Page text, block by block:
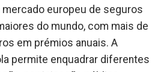
europeu de seguros
do mundo, com mais de
em prémios anuais. A
permite enquadrar diferentes